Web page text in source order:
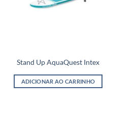
Stand Up AquaQuest Intex
ADICIONAR AO CARRINHO